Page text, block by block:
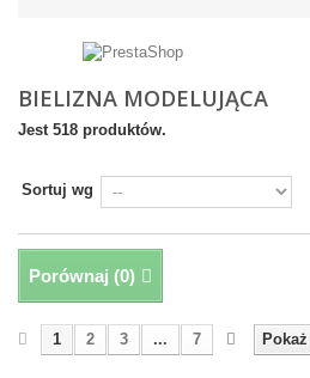
BIELIZNA MODELUJĄCA
Jest 518 produktów.
Sortuj wg
Porównaj (0)
1 2 3 ... 7